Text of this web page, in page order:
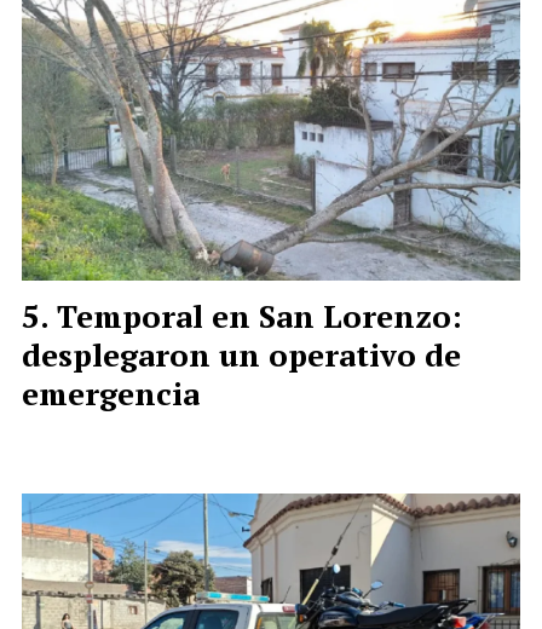
Temporal en San Lorenzo:
desplegaron un operativo de
emergencia